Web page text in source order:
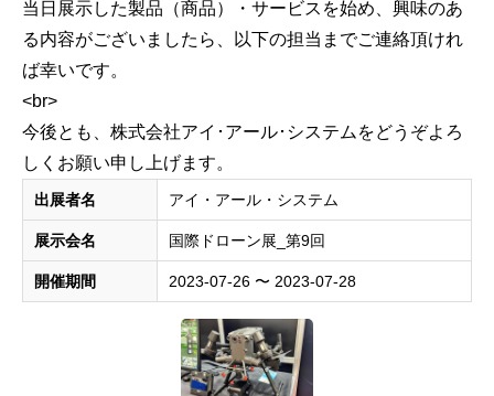
当日展示した製品（商品）・サービスを始め、興味のあ
る内容がございましたら、以下の担当までご連絡頂けれ
ば幸いです。
<br>
今後とも、株式会社アイ･アール･システムをどうぞよろ
しくお願い申し上げます。
出展者名 アイ・アール・システム
展示会名 国際ドローン展_第9回
開催期間 2023-07-26 〜 2023-07-28